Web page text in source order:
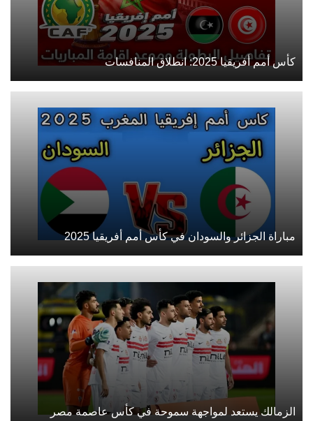
كأس أمم أفريقيا 2025: انطلاق المنافسات
مباراة الجزائر والسودان في كأس أمم أفريقيا 2025
الزمالك يستعد لمواجهة سموحة في كأس عاصمة مصر